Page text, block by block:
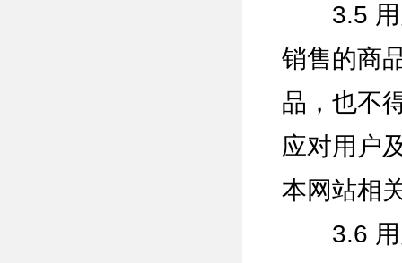
3.5 用户
销售的商
品，也不
应对用户
本网站相
3.6 用户